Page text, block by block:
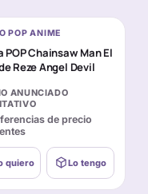
POP ANIME
POP Chainsaw Man El
Reze Angel Devil
ANUNCIADO
de precio
quiero Lo tengo